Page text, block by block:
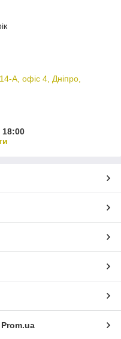
А, офіс 4, Дніпро,
18:00
Prom.ua